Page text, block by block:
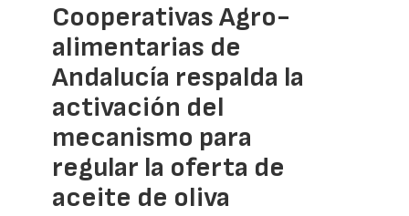
Cooperativas Agro-
alimentarias de
Andalucía respalda la
activación del
mecanismo para
regular la oferta de
aceite de oliva